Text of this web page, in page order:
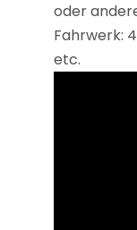
oder
Fahrwerk:
etc.